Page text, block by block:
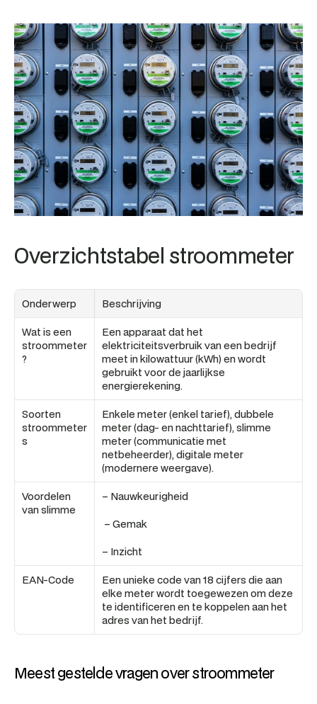
Overzichtstabel stroommeter
Onderwerp Beschrijving
Wat is een
stroommeter
?
Een apparaat dat het
elektriciteitsverbruik van een bedrijf
meet in kilowattuur (kWh) en wordt
gebruikt voor de jaarlijkse
energierekening.
Soorten
stroommeter
s
Enkele meter (enkel tarief), dubbele
meter (dag- en nachttarief), slimme
meter (communicatie met
netbeheerder), digitale meter
(modernere weergave).
Voordelen
van slimme
– Nauwkeurigheid
– Gemak
– Inzicht
EAN-Code
Een unieke code van 18 cijfers die aan
elke meter wordt toegewezen om deze
te identificeren en te koppelen aan het
adres van het bedrijf.
Meest gestelde vragen over stroommeter